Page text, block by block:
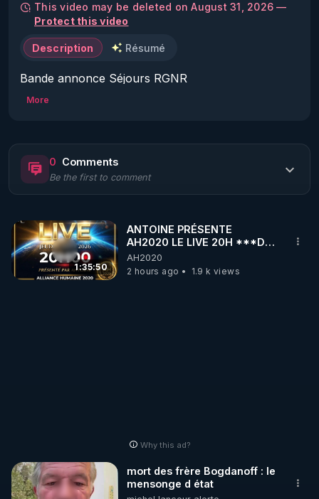
This video may be deleted on August 31, 2026 —
Protect this video
Description Résumé
Bande annonce Séjours RGNR
More
0 Comments
Be the first to comment
1:35:50
ANTOINE PRÉSENTE
AH2020 LE LIVE 20H ***DU
06/08/2026***
AH2020
2 hours ago
1.9 k views
Why this ad?
mort des frère Bogdanoff : le
mensonge d état